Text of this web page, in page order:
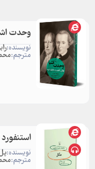
وحدت
نویسنده:
مترجم:
استنفورد 17…
نویسنده:
مترجم: